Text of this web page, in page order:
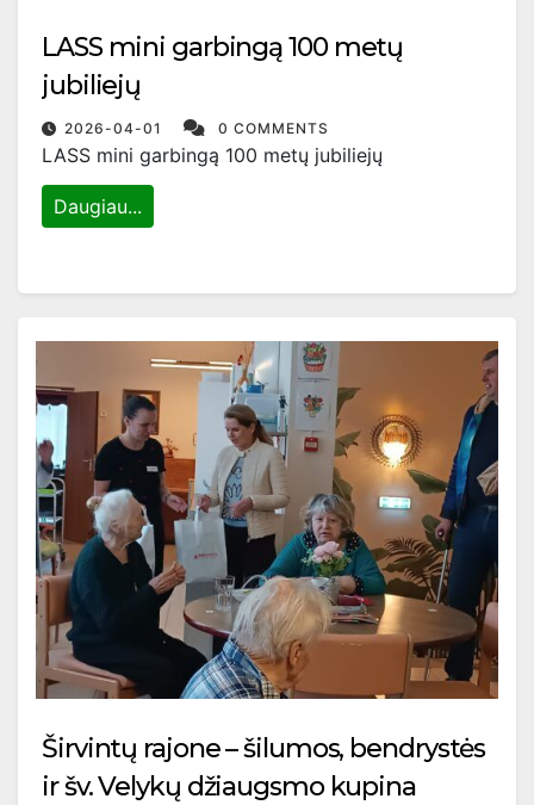
LASS mini garbingą 100 metų
jubiliejų
2026-04-01 0 COMMENTS
LASS mini garbingą 100 metų jubiliejų
Daugiau...
Širvintų rajone – šilumos, bendrystės
ir šv. Velykų džiaugsmo kupina